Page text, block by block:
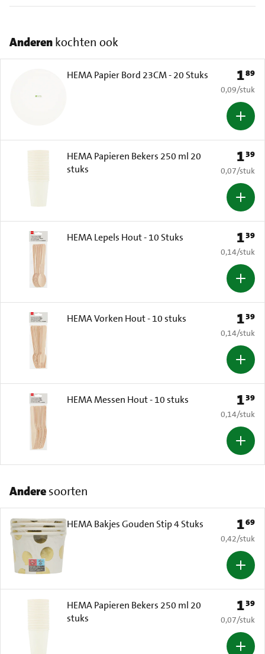
Anderenkochten ook
HEMA Papier Bord 23CM - 20 Stuks Prijs:
189
€ 0,09 per
0,09/stuk
HEMA Papieren Bekers 250 ml 20
stuks
Prijs:
139
€ 0,07 per
0,07/stuk
HEMA Lepels Hout - 10 Stuks Prijs:
139
€ 0,14 per
0,14/stuk
HEMA Vorken Hout - 10 stuks Prijs:
139
€ 0,14 per
0,14/stuk
HEMA Messen Hout - 10 stuks Prijs:
139
€ 0,14 per
0,14/stuk
Anderesoorten
HEMA Bakjes Gouden Stip 4 Stuks Prijs:
169
€ 0,42 per
0,42/stuk
HEMA Papieren Bekers 250 ml 20
stuks
Prijs:
139
€ 0,07 per
0,07/stuk